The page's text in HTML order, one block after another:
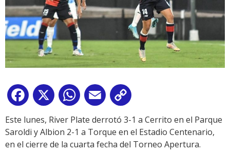
Facebook
X WhatsApp
Email
Link
Este lunes, River Plate derrotó 3-1 a Cerrito en el Parque
Saroldi y Albion 2-1 a Torque en el Estadio Centenario,
en el cierre de la cuarta fecha del Torneo Apertura.